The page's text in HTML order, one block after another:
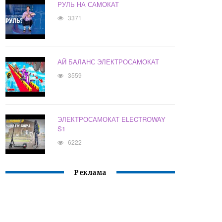
РУЛЬ НА САМОКАТ
3371
АЙ БАЛАНС ЭЛЕКТРОСАМОКАТ
3559
ЭЛЕКТРОСАМОКАТ ELECTROWAY
S1
6222
Реклама